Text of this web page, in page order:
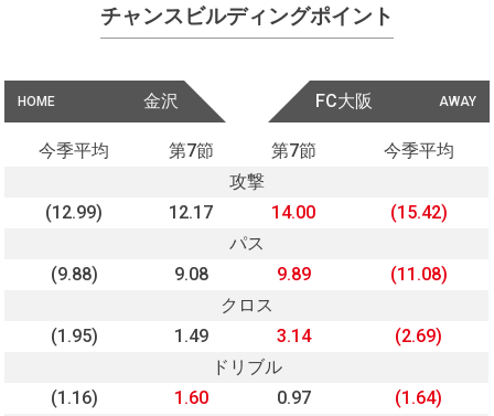
チャンスビルディングポイント
HOME 金沢 AWAY
FC大阪
今季平均 第7節 第7節
今季平均
攻撃
(12.99)
12.17 14.00
(15.42)
パス
(9.88)
9.08 9.89
(11.08)
クロス
(1.95)
1.49 3.14
(2.69)
ドリブル
(1.16)
1.60 0.97
(1.64)